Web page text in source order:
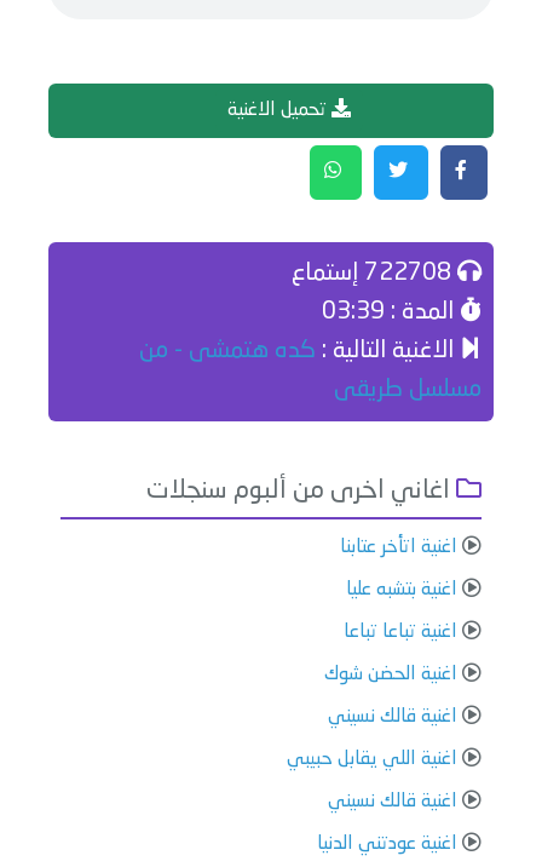
تحميل الاغنية
المدة : 03:39
الاغنية التالية : كده هتمشى - من
مسلسل طريقى
اغاني اخرى من ألبوم سنجلات
اغنية اتأخر عتابنا
اغنية بتشبه عليا
اغنية تباعا تباعا
اغنية الحضن شوك
اغنية قالك نسيني
اغنية اللي يقابل حبيبي
اغنية قالك نسيني
اغنية عودتني الدنيا